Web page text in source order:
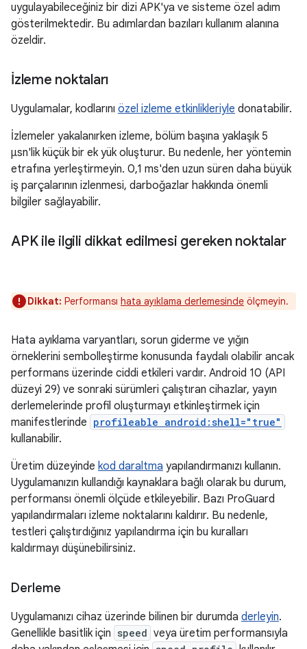
uygulayabileceğiniz bir dizi APK'ya ve sisteme özel adım
gösterilmektedir. Bu adımlardan bazıları kullanım alanına
özeldir.
İzleme noktaları
Uygulamalar, kodlarını özel izleme etkinlikleriyle donatabilir.
İzlemeler yakalanırken izleme, bölüm başına yaklaşık 5
μsn'lik küçük bir ek yük oluşturur. Bu nedenle, her yöntemin
etrafına yerleştirmeyin. 0,1 ms'den uzun süren daha büyük
iş parçalarının izlenmesi, darboğazlar hakkında önemli
bilgiler sağlayabilir.
APK ile ilgili dikkat edilmesi gereken noktalar
Dikkat: Performansı hata ayıklama derlemesinde ölçmeyin.
Hata ayıklama varyantları, sorun giderme ve yığın
örneklerini sembolleştirme konusunda faydalı olabilir ancak
performans üzerinde ciddi etkileri vardır. Android 10 (API
düzeyi 29) ve sonraki sürümleri çalıştıran cihazlar, yayın
derlemelerinde profil oluşturmayı etkinleştirmek için
manifestlerinde profileable android:shell="true"
kullanabilir.
Üretim düzeyinde kod daraltma yapılandırmanızı kullanın.
Uygulamanızın kullandığı kaynaklara bağlı olarak bu durum,
performansı önemli ölçüde etkileyebilir. Bazı ProGuard
yapılandırmaları izleme noktalarını kaldırır. Bu nedenle,
testleri çalıştırdığınız yapılandırma için bu kuralları
kaldırmayı düşünebilirsiniz.
Derleme
Uygulamanızı cihaz üzerinde bilinen bir durumda derleyin.
Genellikle basitlik için speed veya üretim performansıyla